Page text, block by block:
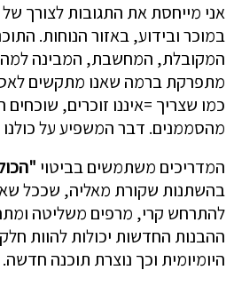
אני מייחסת את התגובות לצורך
במוכר ובידוע, באזור הנוחות.
המקובלת, המחשבת, המבינה
מתפרקת ברמה שאנו מתקשים
כמו שצריך =איננו זוכרים,
מהסממנים. דבר המשפיע על כולנו
המדריכים משתמשים בביטוי
בהשתנות שקורת מאליה, שככל
להתרחש קרי, מרפים משליטה
ההבנות החדשות יכולות להוות
היומיומית וכך נוצרת תוכנה חדשה.